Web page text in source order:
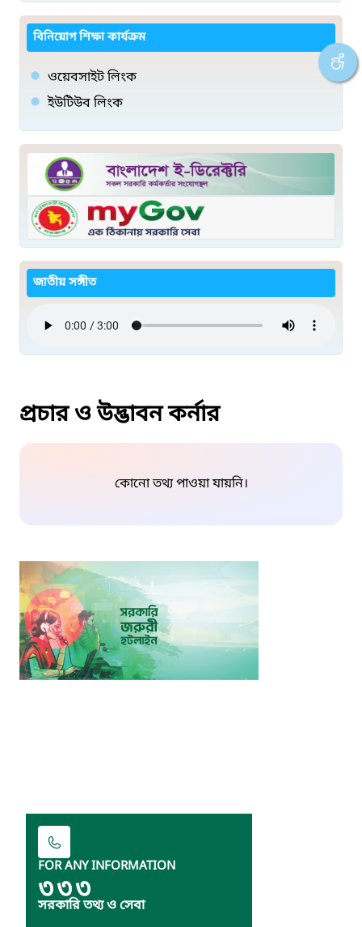
বিনিয়োগ শিক্ষা কার্যক্রম
ওয়েবসাইট লিংক
ইউটিউব লিংক
জাতীয় সঙ্গীত
প্রচার ও উদ্ভাবন কর্নার
কোনো তথ্য পাওয়া যায়নি।
FOR ANY INFORMATION
৩৩৩
সরকারি তথ্য ও সেবা